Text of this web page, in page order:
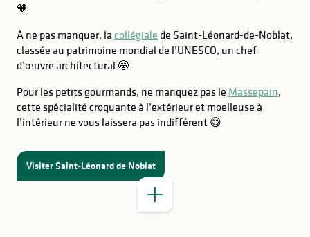
🧡
À ne pas manquer, la collégiale de Saint-Léonard-de-Noblat,
classée au patrimoine mondial de l’UNESCO, un chef-
d’œuvre architectural 🤩
Pour les petits gourmands, ne manquez pas le Massepain,
cette spécialité croquante à l’extérieur et moelleuse à
l’intérieur ne vous laissera pas indifférent 😋
Visiter Saint-Léonard de Noblat
BON À SAVOIR
BON À SAVOIR